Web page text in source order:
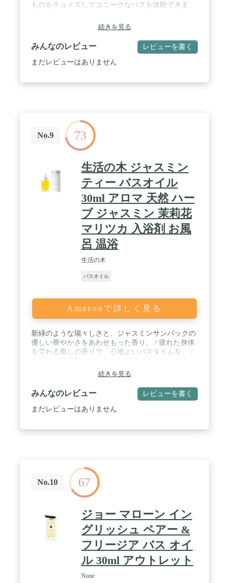
ものをチョイスしてユニークなバスを体験できま
続きを見る
みんなのレビュー レビューを書く
まだレビューはありません
No.9 73
生活の木 ジャスミン
ティー バスオイル
30ml アロマ 天然 ハー
ブ ジャスミン 茉莉花
マリツカ 入浴剤 お風
呂 温浴
生活の木
バスオイル
Amazonで詳しく見る
新緑のような瑞々しさと、ジャスミンサンバックの
優しい華やかさをあわせもった香り。 / 疲れた身体
を労わる癒しの香りで、心地よいバスタイムを。 /
ティーとして有名。 / 香りの特徴：フローラル、グ
リーン調 / ノート：ミドル ～ ベースノート
続きを見る
みんなのレビュー レビューを書く
まだレビューはありません
No.10 67
ジョー マローン イン
グリッシュ ペアー &
フリージア バス オイ
ル 30ml アウトレット
None